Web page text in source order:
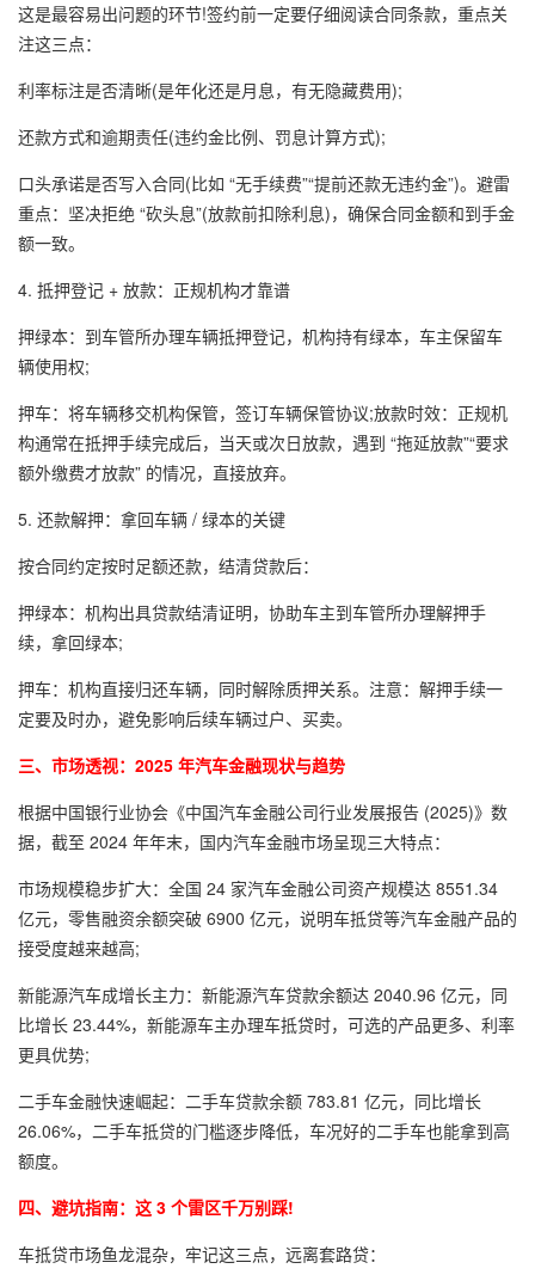
这是最容易出问题的环节!签约前一定要仔细阅读合同条款，重点关
注这三点：
利率标注是否清晰(是年化还是月息，有无隐藏费用);
还款方式和逾期责任(违约金比例、罚息计算方式);
口头承诺是否写入合同(比如 “无手续费”“提前还款无违约金”)。避雷
重点：坚决拒绝 “砍头息”(放款前扣除利息)，确保合同金额和到手金
额一致。
4. 抵押登记 + 放款：正规机构才靠谱
押绿本：到车管所办理车辆抵押登记，机构持有绿本，车主保留车
辆使用权;
押车：将车辆移交机构保管，签订车辆保管协议;放款时效：正规机
构通常在抵押手续完成后，当天或次日放款，遇到 “拖延放款”“要求
额外缴费才放款” 的情况，直接放弃。
5. 还款解押：拿回车辆 / 绿本的关键
按合同约定按时足额还款，结清贷款后：
押绿本：机构出具贷款结清证明，协助车主到车管所办理解押手
续，拿回绿本;
押车：机构直接归还车辆，同时解除质押关系。注意：解押手续一
定要及时办，避免影响后续车辆过户、买卖。
三、市场透视：2025 年汽车金融现状与趋势
根据中国银行业协会《中国汽车金融公司行业发展报告 (2025)》数
据，截至 2024 年年末，国内汽车金融市场呈现三大特点：
市场规模稳步扩大：全国 24 家汽车金融公司资产规模达 8551.34
亿元，零售融资余额突破 6900 亿元，说明车抵贷等汽车金融产品的
接受度越来越高;
新能源汽车成增长主力：新能源汽车贷款余额达 2040.96 亿元，同
比增长 23.44%，新能源车主办理车抵贷时，可选的产品更多、利率
更具优势;
二手车金融快速崛起：二手车贷款余额 783.81 亿元，同比增长
26.06%，二手车抵贷的门槛逐步降低，车况好的二手车也能拿到高
额度。
四、避坑指南：这 3 个雷区千万别踩!
车抵贷市场鱼龙混杂，牢记这三点，远离套路贷：